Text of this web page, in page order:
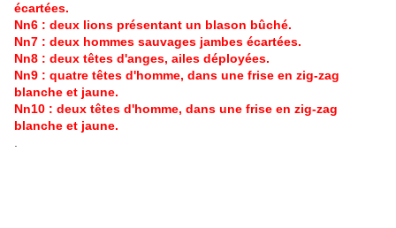
écartées.
Nn6 : deux lions présentant un blason bûché.
Nn7 : deux hommes sauvages jambes écartées.
Nn8 : deux têtes d'anges, ailes déployées.
Nn9 : quatre têtes d'homme, dans une frise en zig-zag
blanche et jaune.
Nn10 : deux têtes d'homme, dans une frise en zig-zag
blanche et jaune.
.